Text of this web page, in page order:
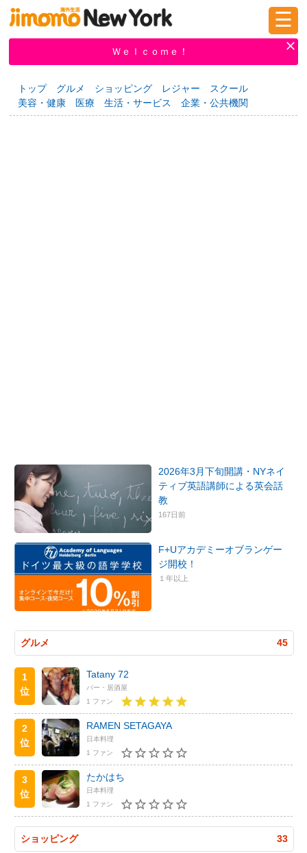
新規登録
掲示板 タウン情報 教えて！
☰
Ｗｅｌｃｏｍｅ！
トップ グルメ ショッピング レジャー
スクール
美容・健康
医療 生活・サービス 企業・公共機関
2026年3月下旬開講・NYネイ
ティブ英語講師による英会話
教
167日前
F+Uアカデミーオブランゲー
ジ開校！
１年以上
グルメ 45
1
位
Tatany 72
バー・居酒屋
1 ファン
2
位
RAMEN SETAGAYA
日本料理
1 ファン
3
位
たかはち
日本料理
1 ファン
ショッピング 33